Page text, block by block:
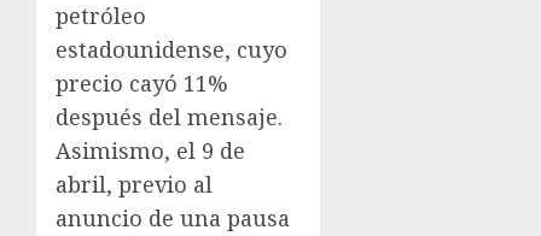
petróleo
estadounidense, cuyo
precio cayó 11%
después del mensaje.
Asimismo, el 9 de
abril, previo al
anuncio de una pausa